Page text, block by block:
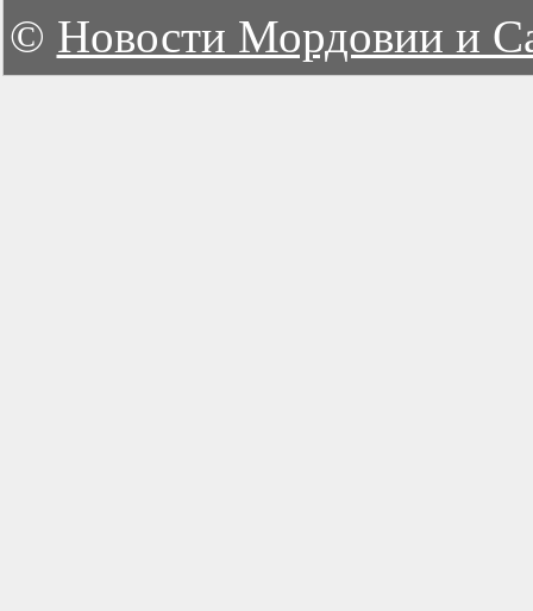
© Новости Мордовии и